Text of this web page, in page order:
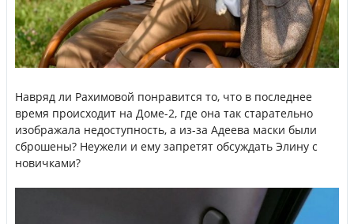
Навряд ли Рахимовой понравится то, что в последнее
время происходит на Доме-2, где она так старательно
изображала недоступность, а из-за Адеева маски были
сброшены? Неужели и ему запретят обсуждать Элину с
новичками?